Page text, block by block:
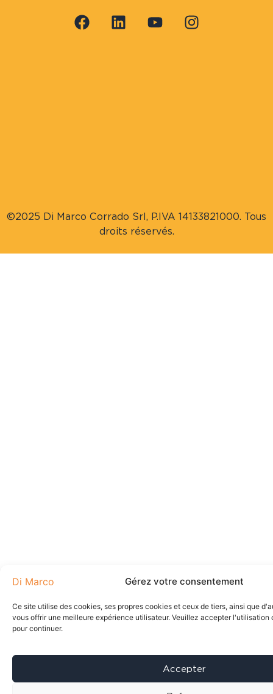
Gérez votre consentement
Ce site utilise des cookies, ses propres cookies et ceux de tiers, ainsi que
vous offrir une meilleure expérience utilisateur. Veuillez accepter l'utilisation
pour continuer.
Accepter
©2025 Di Marco Corrado Srl, P.IVA 14133821000. Tous
droits réservés.